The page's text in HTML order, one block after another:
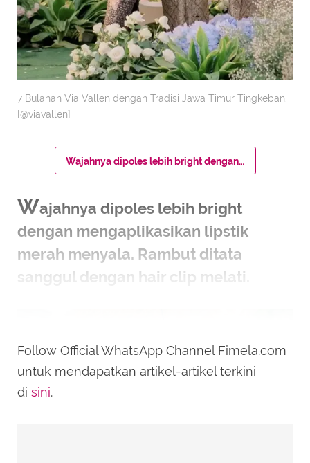
7 Bulanan Via Vallen dengan Tradisi Jawa Timur Tingkeban.
[@viavallen]
Wajahnya dipoles lebih bright dengan mengaplikasikan lipstik merah menyala. Rambut ditata sanggul dengan hair clip melati.
Wajahnya dipoles lebih bright
dengan mengaplikasikan lipstik
merah menyala. Rambut ditata
sanggul dengan hair clip melati.
Follow Official WhatsApp Channel Fimela.com
untuk mendapatkan artikel-artikel terkini
di sini.